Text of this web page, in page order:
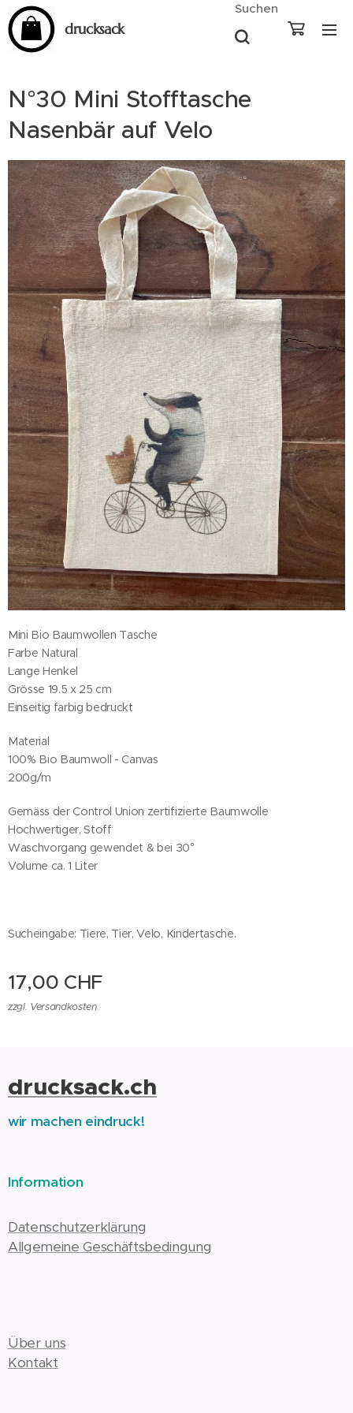
drucksack
Suchen
N°30 Mini Stofftasche
Nasenbär auf Velo
Mini Bio Baumwollen Tasche
Farbe Natural
Lange Henkel
Grösse 19.5 x 25 cm
Einseitig farbig bedruckt
Material
100% Bio Baumwoll - Canvas
200g/m
Gemäss der Control Union zertifizierte Baumwolle
Hochwertiger, Stoff
Waschvorgang gewendet & bei 30°
Volume ca. 1 Liter
Sucheingabe: Tiere, Tier, Velo, Kindertasche.
17,00 CHF
zzgl. Versandkosten
drucksack.ch
wir machen eindruck!
Information
Datenschutzerklärung
Allgemeine Geschäftsbedingung
Über uns
Kontakt